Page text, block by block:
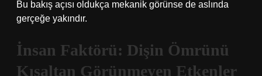
Bu bakış açısı oldukça mekanik görünse de aslında
gerçeğe yakındır.
İnsan Faktörü: Dişin Ömrünü
Kısaltan Görünmeyen Etkenler